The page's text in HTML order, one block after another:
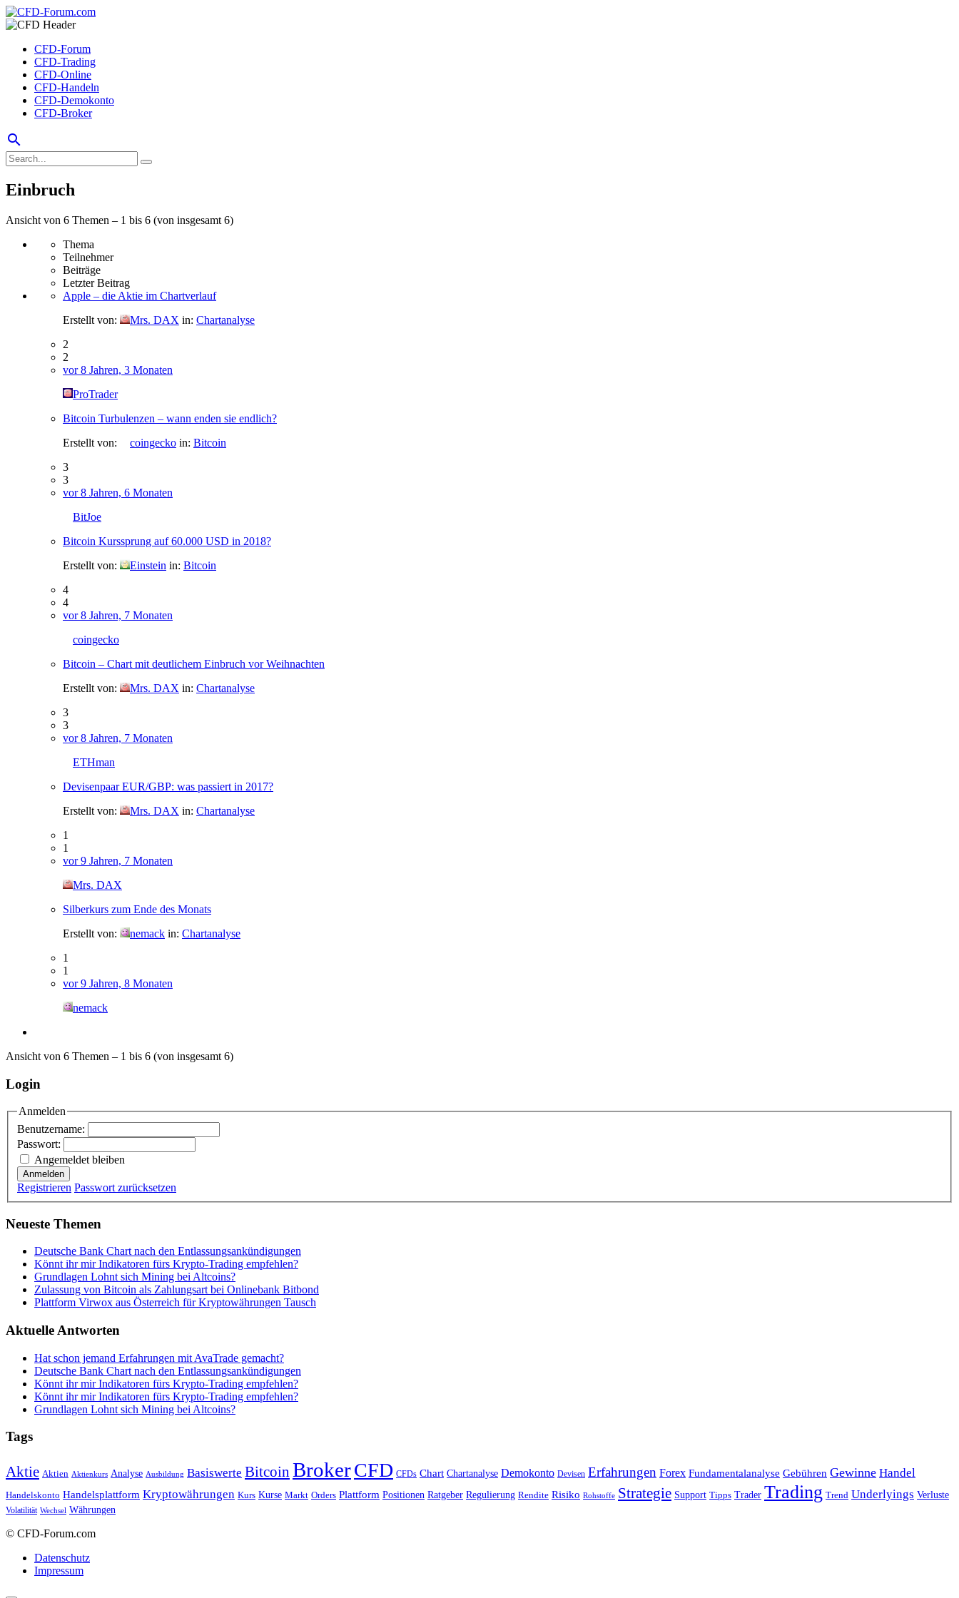
CFD-Forum
CFD-Trading
CFD-Online
CFD-Handeln
CFD-Demokonto
CFD-Broker
search
Einbruch
Ansicht von 6 Themen – 1 bis 6 (von insgesamt 6)
Thema
Teilnehmer
Beiträge
Letzter Beitrag
Apple – die Aktie im Chartverlauf
Erstellt von:
Mrs. DAX in: Chartanalyse
2
2
vor 8 Jahren, 3 Monaten
ProTrader
Bitcoin Turbulenzen – wann enden sie endlich?
Erstellt von:
coingecko in: Bitcoin
3
3
vor 8 Jahren, 6 Monaten
BitJoe
Bitcoin Kurssprung auf 60.000 USD in 2018?
Erstellt von:
Einstein in: Bitcoin
4
4
vor 8 Jahren, 7 Monaten
coingecko
Bitcoin – Chart mit deutlichem Einbruch vor Weihnachten
Erstellt von:
Mrs. DAX in: Chartanalyse
3
3
vor 8 Jahren, 7 Monaten
ETHman
Devisenpaar EUR/GBP: was passiert in 2017?
Erstellt von:
Mrs. DAX in: Chartanalyse
1
1
vor 9 Jahren, 7 Monaten
Mrs. DAX
Silberkurs zum Ende des Monats
Erstellt von:
nemack in: Chartanalyse
1
1
vor 9 Jahren, 8 Monaten
nemack
Ansicht von 6 Themen – 1 bis 6 (von insgesamt 6)
Login
Anmelden
Benutzername:
Passwort:
Angemeldet bleiben
Anmelden
Registrieren Passwort zurücksetzen
Neueste Themen
Deutsche Bank Chart nach den Entlassungsankündigungen
Könnt ihr mir Indikatoren fürs Krypto-Trading empfehlen?
Grundlagen Lohnt sich Mining bei Altcoins?
Zulassung von Bitcoin als Zahlungsart bei Onlinebank Bitbond
Plattform Virwox aus Österreich für Kryptowährungen Tausch
Aktuelle Antworten
Hat schon jemand Erfahrungen mit AvaTrade gemacht?
Deutsche Bank Chart nach den Entlassungsankündigungen
Könnt ihr mir Indikatoren fürs Krypto-Trading empfehlen?
Könnt ihr mir Indikatoren fürs Krypto-Trading empfehlen?
Grundlagen Lohnt sich Mining bei Altcoins?
Tags
Aktie Aktien Aktienkurs Analyse Ausbildung Basiswerte Bitcoin BrokerCFD CFDs Chart Chartanalyse Demokonto Devisen Erfahrungen Forex Fundamentalanalyse Gebühren Gewinne Handel
Handelskonto Handelsplattform Kryptowährungen Kurs Kurse Markt Orders Plattform Positionen Ratgeber Regulierung Rendite Risiko Rohstoffe Strategie Support Tipps Trader Trading Trend Underlyings Verluste
Volatilität Wechsel Währungen
© CFD-Forum.com
Datenschutz
Impressum